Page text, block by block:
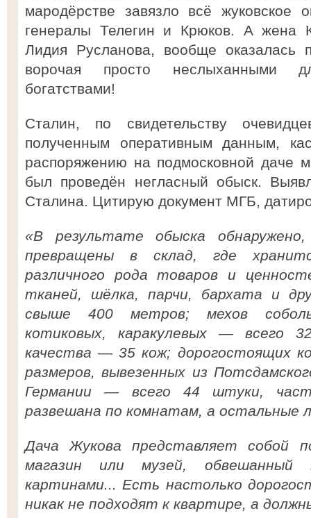
мародёрстве завязло всё жуковское
генералы Телегин и Крюков. А жена
Лидия Русланова, вообще оказалась
ворочая просто неслыханными
богатствами!
Сталин, по свидетельству
полученным оперативным данным,
распоряжению на подмосковной даче
был проведён негласный обыск.
Сталина. Цитирую документ МГБ,
«В результате обыска
превращены в склад, где
различного рода товаров и
тканей, шёлка, парчи, бархата и
свыше 400 метров; мехов
котиковых, каракулевых — всего
качества — 35 кож; дорогостоящих
размеров, вывезенных из
Германии — всего 44 штуки,
развешана по комнатам, а остальные
Дача Жукова представляет собой
магазин или музей, обвешанный
картинами... Есть настолько
никак не подходят к квартире, а